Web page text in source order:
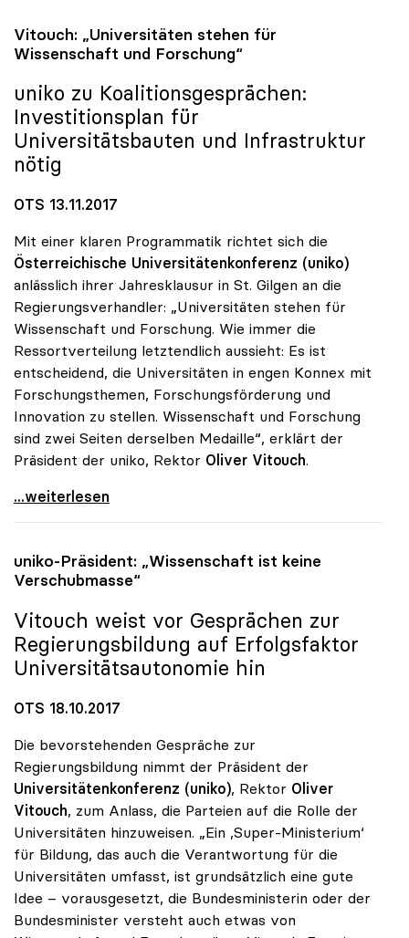
Vitouch: „Universitäten stehen für
Wissenschaft und Forschung“
uniko zu Koalitionsgesprächen:
Investitionsplan für
Universitätsbauten und Infrastruktur
nötig
OTS 13.11.2017
Mit einer klaren Programmatik richtet sich die
Österreichische Universitätenkonferenz (uniko)
anlässlich ihrer Jahresklausur in St. Gilgen an die
Regierungsverhandler: „Universitäten stehen für
Wissenschaft und Forschung. Wie immer die
Ressortverteilung letztendlich aussieht: Es ist
entscheidend, die Universitäten in engen Konnex mit
Forschungsthemen, Forschungsförderung und
Innovation zu stellen. Wissenschaft und Forschung
sind zwei Seiten derselben Medaille“, erklärt der
Präsident der uniko, Rektor Oliver Vitouch.
Vitouch: „Universitäten stehen für Wissenschaft
...weiterlesen
uniko-Präsident: „Wissenschaft ist keine
Verschubmasse“
Vitouch weist vor Gesprächen zur
Regierungsbildung auf Erfolgsfaktor
Universitätsautonomie hin
OTS 18.10.2017
Die bevorstehenden Gespräche zur
Regierungsbildung nimmt der Präsident der
Universitätenkonferenz (uniko), Rektor Oliver
Vitouch, zum Anlass, die Parteien auf die Rolle der
Universitäten hinzuweisen. „Ein ‚Super-Ministerium‘
für Bildung, das auch die Verantwortung für die
Universitäten umfasst, ist grundsätzlich eine gute
Idee – vorausgesetzt, die Bundesministerin oder der
Bundesminister versteht auch etwas von